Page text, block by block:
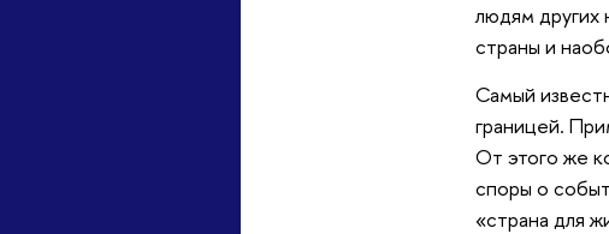
людям других
страны и
Самый
границей.
От этого же
споры о
«страна для